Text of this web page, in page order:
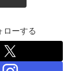
ーする